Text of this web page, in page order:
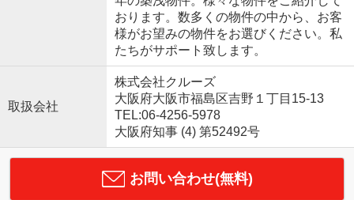
おります。数多くの物件の中から、お客
様がお望みの物件をお選びください。私
たちがサポート致します。
取扱会社
株式会社クルーズ
大阪府大阪市福島区吉野１丁目15-13
TEL:06-4256-5978
大阪府知事 (4) 第52492号
お問い合わせ(無料)